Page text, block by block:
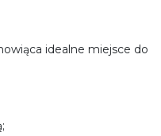
idealne miejsce do